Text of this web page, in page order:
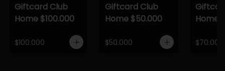
Giftcard Club
Home $100.000
$100.000
Giftcard Club
Home $50.000
$50.000
Home
$70.000